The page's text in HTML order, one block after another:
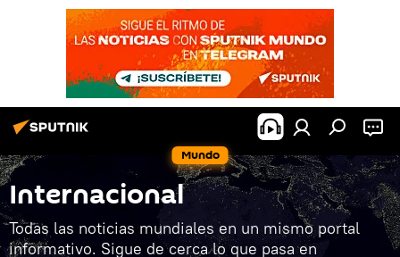
Mundo
Internacional
Todas las noticias mundiales en un mismo portal
informativo. Sigue de cerca lo que pasa en